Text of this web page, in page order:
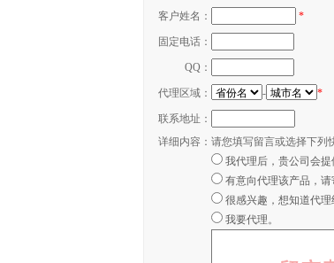
客户姓名： *
固定电话：
QQ：
代理区域： - *
联系地址：
详细内容： 请您填写留言或选择下列
我代理后，贵公司会提
有意向代理该产品，请
很感兴趣，想知道代理
我要代理。